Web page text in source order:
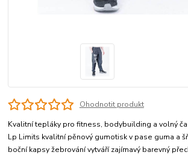
Ohodnotit produkt
Kvalitní tepláky pro fitness, bodybuilding a volný
Lp Limits kvalitní pěnový gumotisk v pase guma a
boční kapsy žebrování vytváří zajímavý barevný